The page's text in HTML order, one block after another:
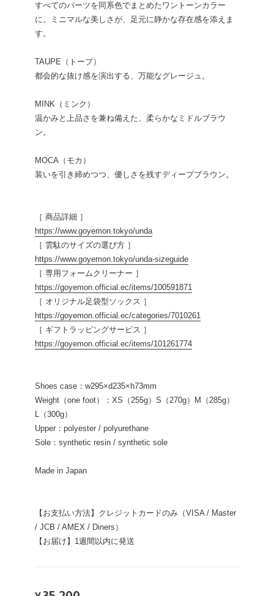
すべてのパーツを同系色でまとめたワントーンカラー
に。ミニマルな美しさが、足元に静かな存在感を添えま
す。
TAUPE（トープ）
都会的な抜け感を演出する、万能なグレージュ。
MINK（ミンク）
温かみと上品さを兼ね備えた、柔らかなミドルブラウ
ン。
MOCA（モカ）
装いを引き締めつつ、優しさを残すディープブラウン。
［ 商品詳細 ］
https://www.goyemon.tokyo/unda
［ 雲駄のサイズの選び方 ］
https://www.goyemon.tokyo/unda-sizeguide
［ 専用フォームクリーナー ］
https://goyemon.official.ec/items/100591871
［ オリジナル足袋型ソックス ］
https://goyemon.official.ec/categories/7010261
［ ギフトラッピングサービス ］
https://goyemon.official.ec/items/101261774
Shoes case：w295×d235×h73mm
Weight（one foot）：XS（255g）S（270g）M（285g）
L（300g）
Upper：polyester / polyurethane
Sole：synthetic resin / synthetic sole
Made in Japan
【お支払い方法】クレジットカードのみ（VISA / Master
/ JCB / AMEX / Diners）
【お届け】1週間以内に発送